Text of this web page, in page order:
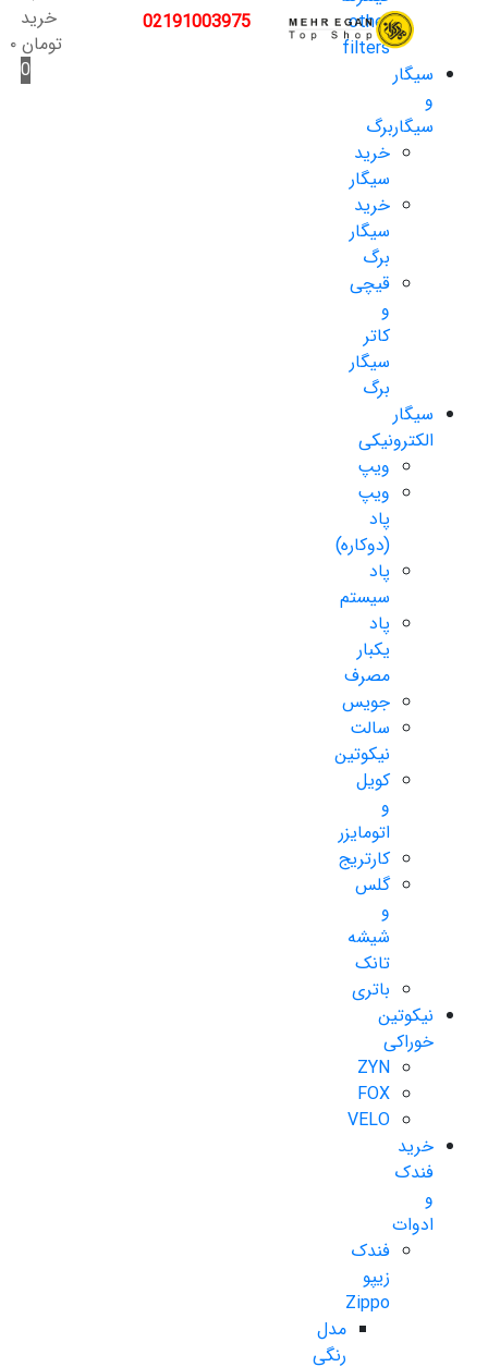
other
filters
سیگار
و
سیگاربرگ
خرید
سیگار
خرید
سیگار
برگ
قیچی
و
کاتر
سیگار
برگ
سیگار
الکترونیکی
ویپ
ویپ
پاد
(دوکاره)
پاد
سیستم
پاد
یکبار
مصرف
جویس
سالت
نیکوتین
کویل
و
اتومایزر
کارتریج
گلس
و
شیشه
تانک
باتری
نیکوتین
خوراکی
ZYN
FOX
VELO
خرید
فندک
و
ادوات
فندک
زیپو
Zippo
مدل
رنگی
02191003975
خرید
تومان۰
0